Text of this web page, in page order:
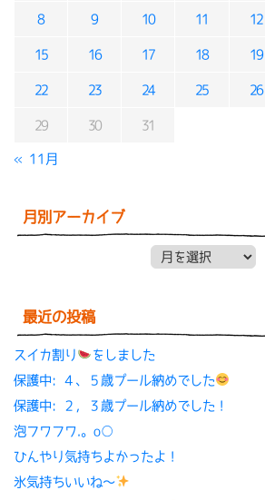
8 9 10 11 12
15 16 17 18 19
22 23 24 25 26
29 30 31
« 11月
月別アーカイブ
最近の投稿
スイカ割り
をしました
保護中: ４、５歳プール納めでした
保護中: ２，３歳プール納めでした！
泡フワフワ.。o○
ひんやり気持ちよかったよ！
氷気持ちいいね〜